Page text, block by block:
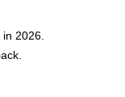
2026.